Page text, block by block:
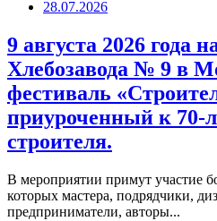
28.07.2026
9 августа 2026 года
Хлебозавода № 9 в
фестиваль
приуроченный к 70-
строителя.
В мероприятии примут участие
которых мастера, подрядчики,
предприниматели, авторы...